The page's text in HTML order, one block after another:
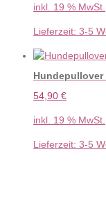
inkl. 19 % MwSt.
Lieferzeit: 3-5
Hundepullover
54,90 €
inkl. 19 % MwSt.
Lieferzeit: 3-5